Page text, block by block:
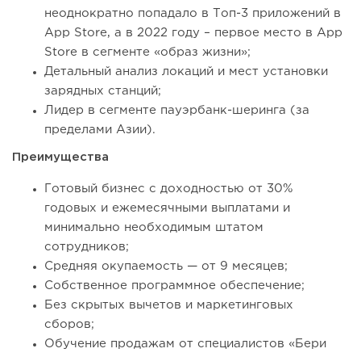
неоднократно попадало в Топ-3 приложений в
App Store, а в 2022 году – первое место в App
Store в сегменте «образ жизни»;
Детальный анализ локаций и мест установки
зарядных станций;
Лидер в сегменте пауэрбанк-шеринга (за
пределами Азии).
Преимущества
Готовый бизнес с доходностью от 30%
годовых и ежемесячными выплатами и
минимально необходимым штатом
сотрудников;
Средняя окупаемость — от 9 месяцев;
Собственное программное обеспечение;
Без скрытых вычетов и маркетинговых
сборов;
Обучение продажам от специалистов «Бери